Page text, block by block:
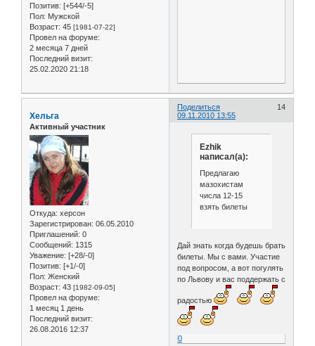
Позитив: [+544/-5]
Пол: Мужской
Возраст: 45 [1981-07-22]
Провел на форуме:
2 месяца 7 дней
Последний визит:
25.02.2020 21:18
Поделиться
14
09.11.2010 13:55
Хельга
Активный участник
Откуда: херсон
Зарегистрирован: 06.05.2010
Приглашений: 0
Сообщений: 1315
Уважение: [+28/-0]
Позитив: [+1/-0]
Пол: Женский
Возраст: 43 [1982-09-05]
Провел на форуме:
1 месяц 1 день
Последний визит:
26.08.2016 12:37
Ezhik
написал(а):
Предлагаю
мазохистам
числа 12-15
взять билеты
Дай знать когда будешь брать
билеты. Мы с вами. Участие
под вопросом, а вот погулять
по Львову и вас поддержать с
радостью
0